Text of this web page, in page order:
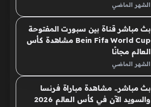
الشهر الماضي
بث مباشر قناة بين سبورت المفتوحة
Bein Fifa World Cup مشاهدة كأس
العالم مجانًا
الشهر الماضي
بث مباشر.. مشاهدة مباراة فرنسا
والسويد الآن في كأس العالم 2026